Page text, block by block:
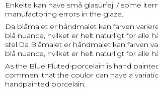
Enkelte kan have små glasurfejl / some
manufactoring errors in the glaze.
Da blåmalet er håndmalet kan farven
blå nuance, hvilket er helt naturligt for alle
stel.Da Blåmalet er håndmalet kan farven
blå nuance, hvilket er helt naturligt for alle
As the Blue Fluted-porcelain is hand
commen, that the coulor can have a
handpainted porcelain.